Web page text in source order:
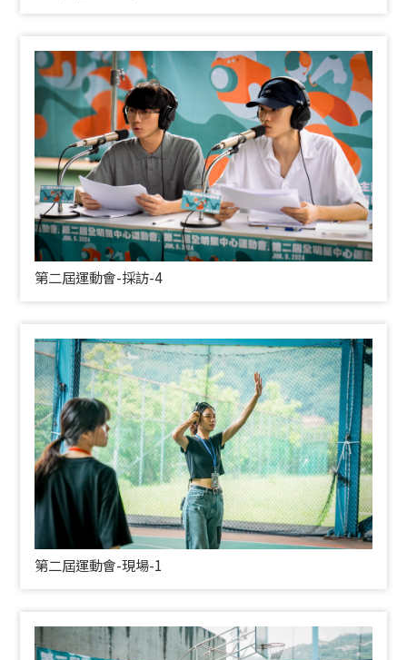
第二屆運動會-採訪-4
第二屆運動會-現場-1